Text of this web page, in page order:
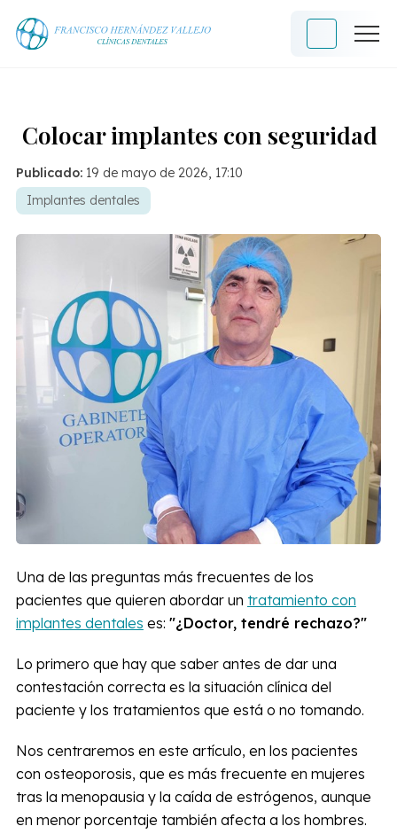
Colocar implantes con seguridad
Publicado: 19 de mayo de 2026, 17:10
Implantes dentales
Una de las preguntas más frecuentes de los
pacientes que quieren abordar un tratamiento con
implantes dentales es: "¿Doctor, tendré rechazo?"
Lo primero que hay que saber antes de dar una
contestación correcta es la situación clínica del
paciente y los tratamientos que está o no tomando.
Nos centraremos en este artículo, en los pacientes
con osteoporosis, que es más frecuente en mujeres
tras la menopausia y la caída de estrógenos, aunque
en menor porcentaje también afecta a los hombres.